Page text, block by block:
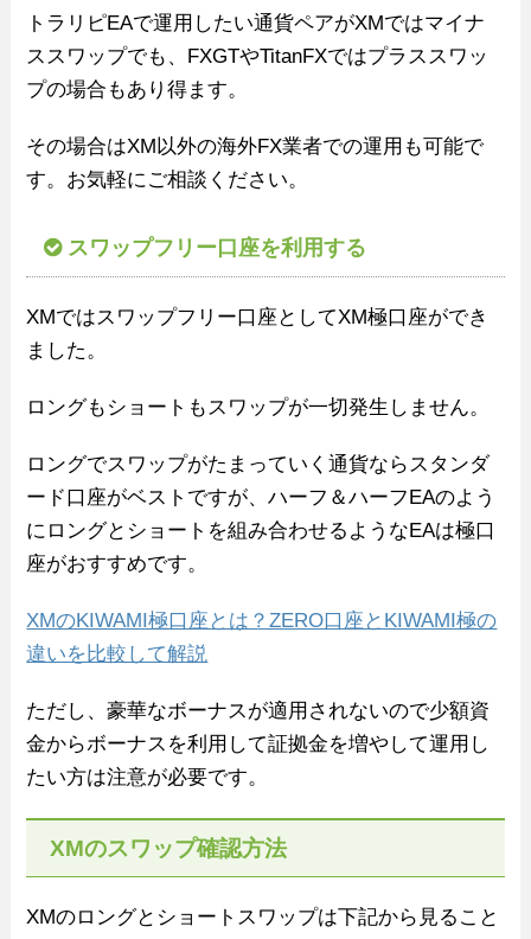
トラリピEAで運用したい通貨ペアがXMではマイナ
ススワップでも、FXGTやTitanFXではプラススワッ
プの場合もあり得ます。
その場合はXM以外の海外FX業者での運用も可能で
す。お気軽にご相談ください。
スワップフリー口座を利用する
XMではスワップフリー口座としてXM極口座ができ
ました。
ロングもショートもスワップが一切発生しません。
ロングでスワップがたまっていく通貨ならスタンダ
ード口座がベストですが、ハーフ＆ハーフEAのよう
にロングとショートを組み合わせるようなEAは極口
座がおすすめです。
XMのKIWAMI極口座とは？ZERO口座とKIWAMI極の
違いを比較して解説
ただし、豪華なボーナスが適用されないので少額資
金からボーナスを利用して証拠金を増やして運用し
たい方は注意が必要です。
XMのスワップ確認方法
XMのロングとショートスワップは下記から見ること